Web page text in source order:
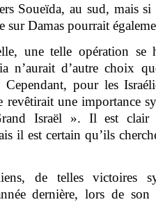
Soueïda, au sud, mais
sur Damas pourrait
une telle opération se
n’aurait d’autre choix
Cependant, pour les
revêtirait une importance
Israël ». Il est clair
il est certain qu’ils
de telles victoires
dernière, lors de